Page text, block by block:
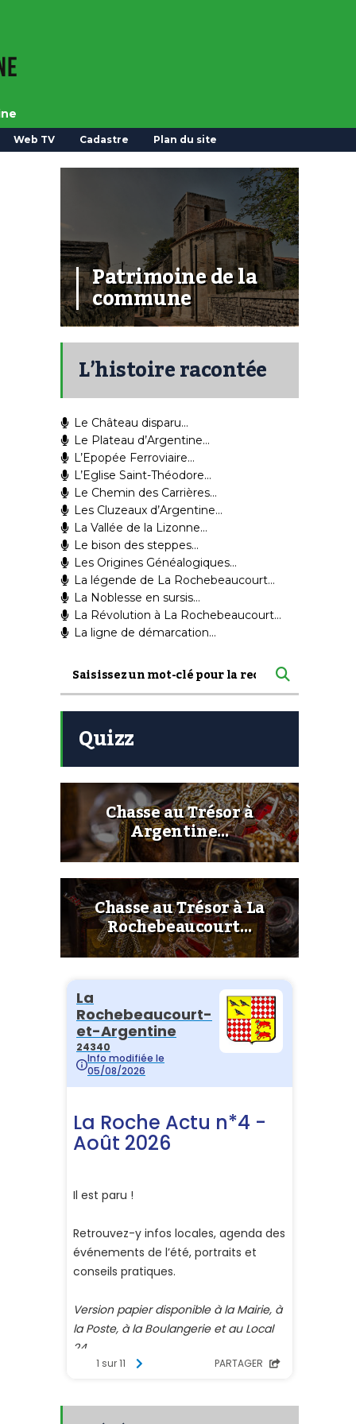
Web TV Cadastre Plan du site
Patrimoine de la
commune
L’histoire racontée
Le Château disparu…
Le Plateau d’Argentine…
L’Epopée Ferroviaire…
L’Eglise Saint-Théodore…
Le Chemin des Carrières…
Les Cluzeaux d’Argentine…
La Vallée de la Lizonne…
Le bison des steppes…
Les Origines Généalogiques…
La légende de La Rochebeaucourt…
La Noblesse en sursis…
La Révolution à La Rochebeaucourt…
La ligne de démarcation…
Quizz
Chasse au Trésor à
Argentine…
Chasse au Trésor à La
Rochebeaucourt…